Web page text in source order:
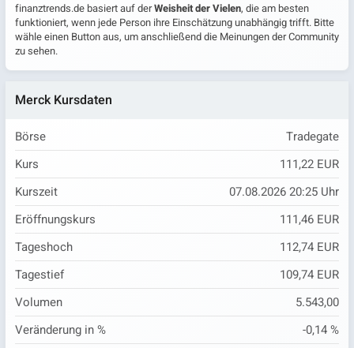
finanztrends.de basiert auf derWeisheit der Vielen, die am besten
funktioniert, wenn jede Person ihre Einschätzung unabhängig trifft. Bitte
wähle einen Button aus, um anschließend die Meinungen der Community
zu sehen.
Merck Kursdaten
Börse
Tradegate
Kurs
111,22 EUR
Kurszeit
07.08.2026 20:25 Uhr
Eröffnungskurs
111,46 EUR
Tageshoch
112,74 EUR
Tagestief
109,74 EUR
Volumen
5.543,00
Veränderung in %
-0,14 %